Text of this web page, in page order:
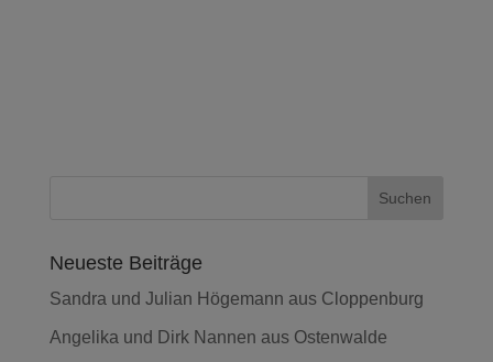
Neueste Beiträge
Sandra und Julian Högemann aus Cloppenburg
Angelika und Dirk Nannen aus Ostenwalde